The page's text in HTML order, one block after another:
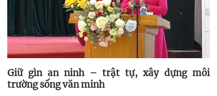
Giữ gìn an ninh – trật tự, xây dựng môi
trường sống văn minh